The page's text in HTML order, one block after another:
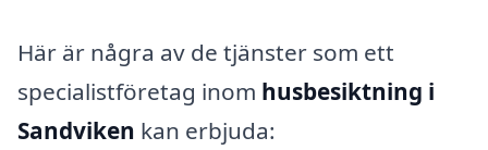
Här är några av de tjänster som ett
specialistföretag inom husbesiktning i
Sandviken kan erbjuda: